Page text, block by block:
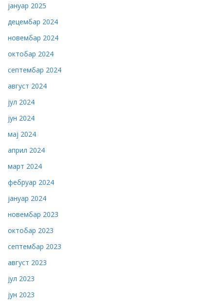
јануар 2025
децембар 2024
новембар 2024
октобар 2024
септембар 2024
август 2024
јул 2024
јун 2024
мај 2024
април 2024
март 2024
фебруар 2024
јануар 2024
новембар 2023
октобар 2023
септембар 2023
август 2023
јул 2023
јун 2023